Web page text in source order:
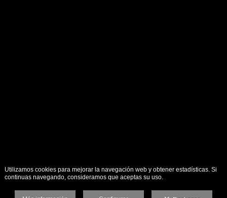
Utilizamos cookies para mejorar la navegación web y obtener estadísticas. Si
continuas navegando, consideramos que aceptas su uso.